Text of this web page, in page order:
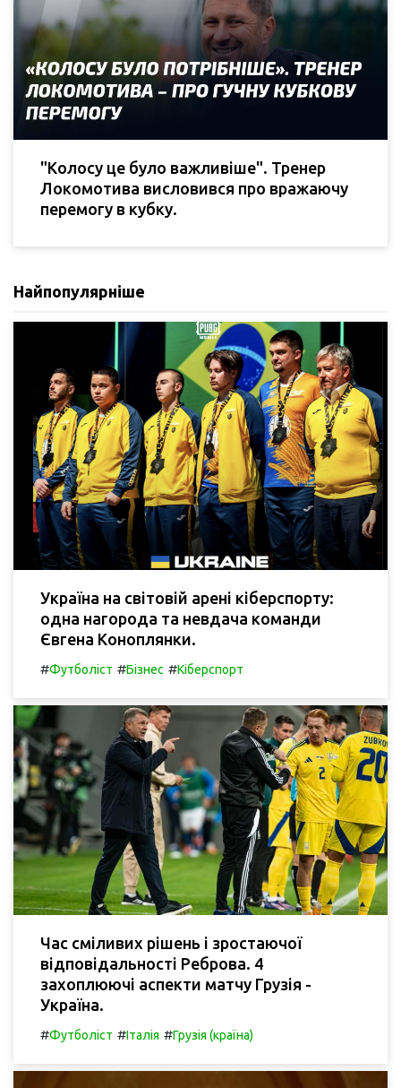
"Колосу це було важливіше". Тренер
Локомотива висловився про вражаючу
перемогу в кубку.
Найпопулярніше
Україна на світовій арені кіберспорту:
одна нагорода та невдача команди
Євгена Коноплянки.
#Футболіст #Бізнес #Кіберспорт
Час сміливих рішень і зростаючої
відповідальності Реброва. 4
захоплюючі аспекти матчу Грузія -
Україна.
#Футболіст #Італія #Грузія (країна)